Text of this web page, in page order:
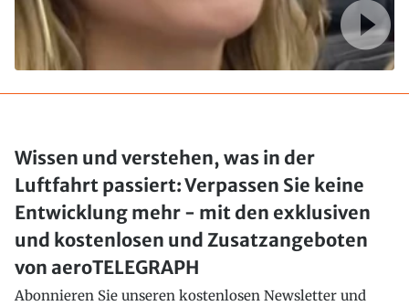
Wissen und verstehen, was in der
Luftfahrt passiert: Verpassen Sie keine
Entwicklung mehr - mit den exklusiven
und kostenlosen und Zusatzangeboten
von aeroTELEGRAPH
Abonnieren Sie unseren kostenlosen Newsletter und